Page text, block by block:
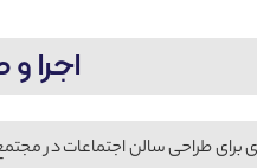
اجرا
طراحی سالن اجتماعات در